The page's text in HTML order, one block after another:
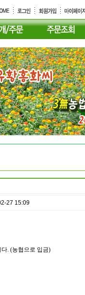
27 15:09
. (농협으로 입금)